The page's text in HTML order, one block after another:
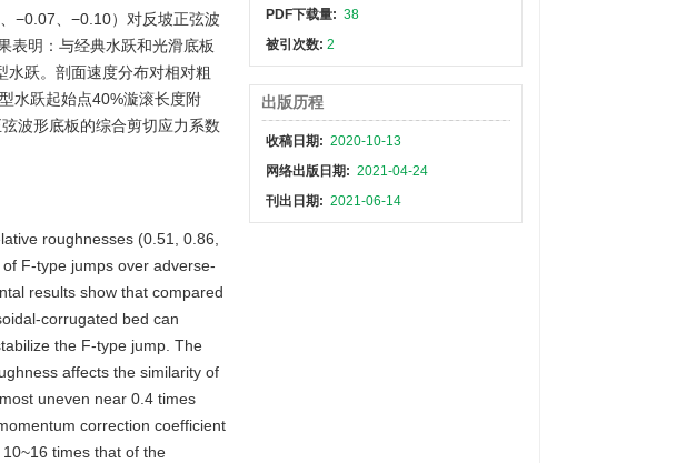
−0.07、−0.10）对反坡正弦波
表明：与经典水跃和光滑底板
水跃。剖面速度分布对相对粗
水跃起始点40%漩滚长度附
波形底板的综合剪切应力系数
roughnesses (0.51, 0.86,
F-type jumps over adverse-
results show that compared
corrugated bed can
the F-type jump. The
affects the similarity of
uneven near 0.4 times
correction coefficient
times that of the
PDF下载量: 38
被引次数:2
出版历程
收稿日期: 2020-10-13
网络出版日期: 2021-04-24
刊出日期: 2021-06-14